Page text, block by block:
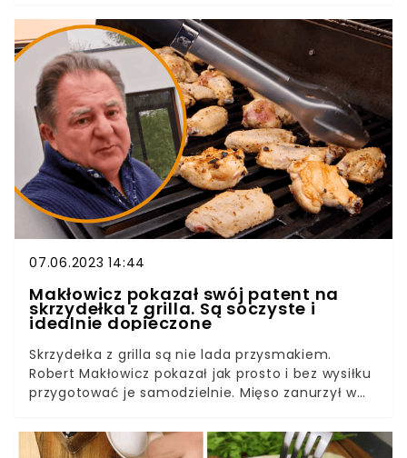
moment, by je przygotować, bo warzywa są
bardzo smaczne i stosunkowo tanie.
07.06.2023 14:44
Makłowicz pokazał swój patent na
skrzydełka z grilla. Są soczyste i
idealnie dopieczone
Skrzydełka z grilla są nie lada przysmakiem.
Robert Makłowicz pokazał jak prosto i bez wysiłku
przygotować je samodzielnie. Mięso zanurzył w
rozpływały się w ustach i miały nieziemski
aromat. Musicie spróbować.